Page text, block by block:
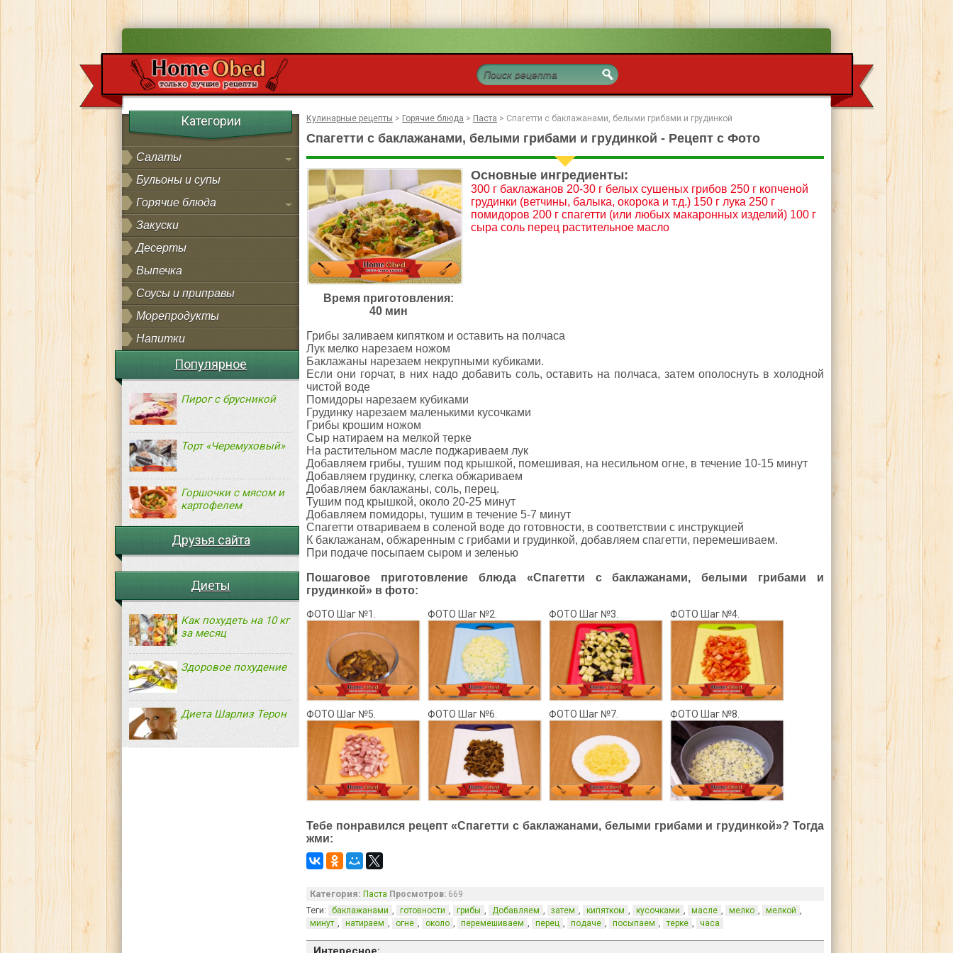
Категории
Салаты
Бульоны и супы
Горячие блюда
Закуски
Десерты
Выпечка
Соусы и приправы
Морепродукты
Напитки
Популярное
Пирог с брусникой
Торт «Черемуховый»
Горшочки с мясом и
картофелем
Друзья сайта
Диеты
Как похудеть на 10 кг
за месяц
Здоровое похудение
Диета Шарлиз Терон
Кулинарные рецепты > Горячие блюда > Паста > Спагетти с баклажанами, белыми грибами и грудинкой
Спагетти с баклажанами, белыми грибами и грудинкой - Рецепт с Фото
Время приготовления:
40 мин
Основные ингредиенты:
300 г баклажанов 20-30 г белых сушеных грибов 250 г копченой
грудинки (ветчины, балыка, окорока и т.д.) 150 г лука 250 г
помидоров 200 г спагетти (или любых макаронных изделий) 100 г
сыра соль перец растительное масло
Грибы заливаем кипятком и оставить на полчаса
Лук мелко нарезаем ножом
Баклажаны нарезаем некрупными кубиками.
Если они горчат, в них надо добавить соль, оставить на полчаса, затем ополоснуть в холодной
чистой воде
Помидоры нарезаем кубиками
Грудинку нарезаем маленькими кусочками
Грибы крошим ножом
Сыр натираем на мелкой терке
На растительном масле поджариваем лук
Добавляем грибы, тушим под крышкой, помешивая, на несильном огне, в течение 10-15 минут
Добавляем грудинку, слегка обжариваем
Добавляем баклажаны, соль, перец.
Тушим под крышкой, около 20-25 минут
Добавляем помидоры, тушим в течение 5-7 минут
Спагетти отвариваем в соленой воде до готовности, в соответствии с инструкцией
К баклажанам, обжаренным с грибами и грудинкой, добавляем спагетти, перемешиваем.
При подаче посыпаем сыром и зеленью
Пошаговое приготовление блюда «Спагетти с баклажанами, белыми грибами и
грудинкой» в фото:
ФОТО Шаг №1. ФОТО Шаг №2. ФОТО Шаг №3. ФОТО Шаг №4.
ФОТО Шаг №5. ФОТО Шаг №6. ФОТО Шаг №7. ФОТО Шаг №8.
Тебе понравился рецепт «Спагетти с баклажанами, белыми грибами и грудинкой»? Тогда
жми:
Категория: Паста Просмотров: 669
Теги: баклажанами , готовности , грибы , Добавляем , затем , кипятком , кусочками , масле , мелко , мелкой ,
минут , натираем , огне , около , перемешиваем , перец , подаче , посыпаем , терке , часа